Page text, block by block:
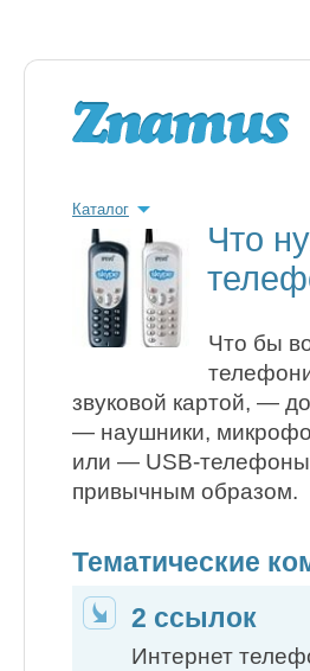
Каталог
Что
Что бы
звуковой картой, —
— наушники,
или — USB-
привычным образом.
Тематические
2 ссылок
Интернет